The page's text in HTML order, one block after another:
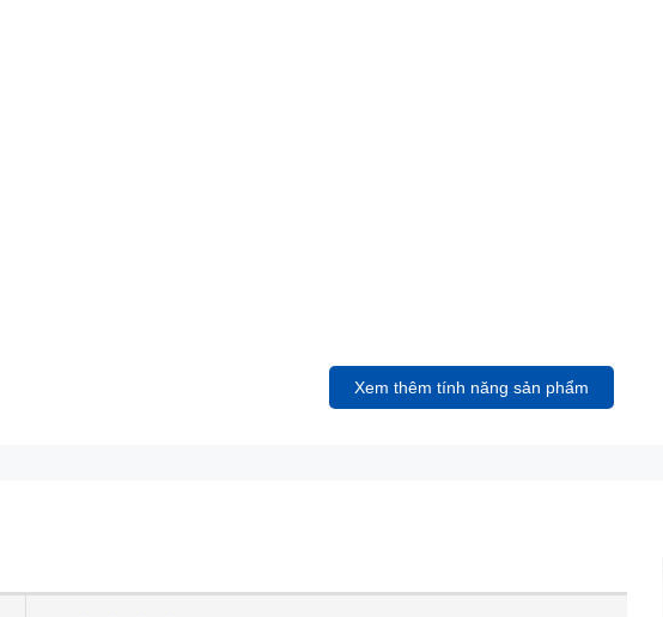
Xem thêm tính năng sản phẩm